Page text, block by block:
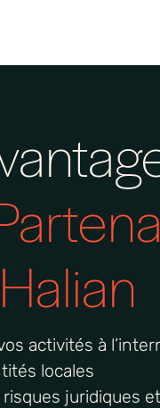
activités à
locales
juridiques